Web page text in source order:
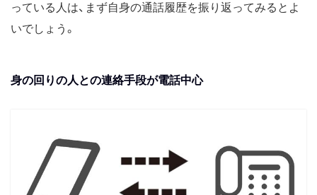
っている人は、まず自身の通話履歴を振り返ってみるとよ
いでしょう。
身の回りの人との連絡手段が電話中心